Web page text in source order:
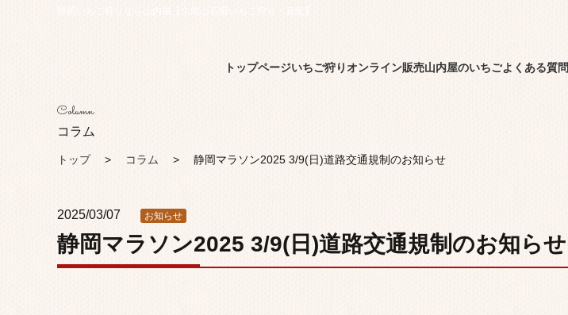
トップページいちご狩りオンライン販売山内屋のいちごよくある質問
Column
コラム
トップ コラム 静岡マラソン2025 3/9(日)道路交通規制のお知らせ
2025/03/07 お知らせ
静岡マラソン2025 3/9(日)道路交通規制のお知らせ